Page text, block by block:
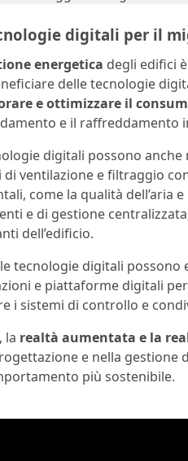
digitali per il
energetica degli edifici
delle tecnologie
e ottimizzare il
e il raffreddamento
digitali possono anche
di ventilazione e filtraggio
come la qualità dell’aria
e di gestione
dell’edificio.
tecnologie digitali possono
e piattaforme digitali
i sistemi di controllo e
la realtà aumentata e la
e nella gestione
più sostenibile.